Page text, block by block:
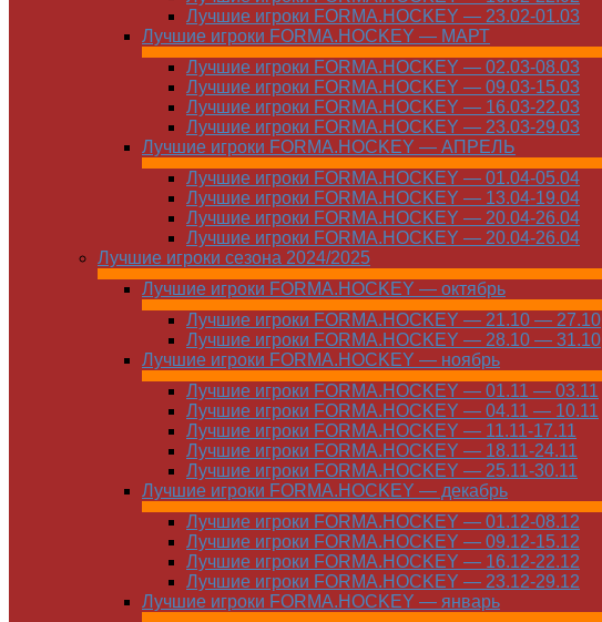
Лучшие игроки FORMA.HOCKEY — 23.02-01.03
Лучшие игроки FORMA.HOCKEY — МАРТ
Лучшие игроки FORMA.HOCKEY — 02.03-08.03
Лучшие игроки FORMA.HOCKEY — 09.03-15.03
Лучшие игроки FORMA.HOCKEY — 16.03-22.03
Лучшие игроки FORMA.HOCKEY — 23.03-29.03
Лучшие игроки FORMA.HOCKEY — АПРЕЛЬ
Лучшие игроки FORMA.HOCKEY — 01.04-05.04
Лучшие игроки FORMA.HOCKEY — 13.04-19.04
Лучшие игроки FORMA.HOCKEY — 20.04-26.04
Лучшие игроки FORMA.HOCKEY — 20.04-26.04
Лучшие игроки сезона 2024/2025
Лучшие игроки FORMA.HOCKEY — октябрь
Лучшие игроки FORMA.HOCKEY — 21.10 — 27.10
Лучшие игроки FORMA.HOCKEY — 28.10 — 31.10
Лучшие игроки FORMA.HOCKEY — ноябрь
Лучшие игроки FORMA.HOCKEY — 01.11 — 03.11
Лучшие игроки FORMA.HOCKEY — 04.11 — 10.11
Лучшие игроки FORMA.HOCKEY — 11.11-17.11
Лучшие игроки FORMA.HOCKEY — 18.11-24.11
Лучшие игроки FORMA.HOCKEY — 25.11-30.11
Лучшие игроки FORMA.HOCKEY — декабрь
Лучшие игроки FORMA.HOCKEY — 01.12-08.12
Лучшие игроки FORMA.HOCKEY — 09.12-15.12
Лучшие игроки FORMA.HOCKEY — 16.12-22.12
Лучшие игроки FORMA.HOCKEY — 23.12-29.12
Лучшие игроки FORMA.HOCKEY — январь